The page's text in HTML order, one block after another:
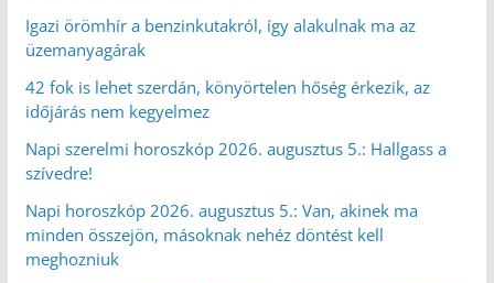
Igazi örömhír a benzinkutakról, így alakulnak ma az
üzemanyagárak
42 fok is lehet szerdán, könyörtelen hőség érkezik, az
időjárás nem kegyelmez
Napi szerelmi horoszkóp 2026. augusztus 5.: Hallgass a
szívedre!
Napi horoszkóp 2026. augusztus 5.: Van, akinek ma
minden összejön, másoknak nehéz döntést kell
meghozniuk